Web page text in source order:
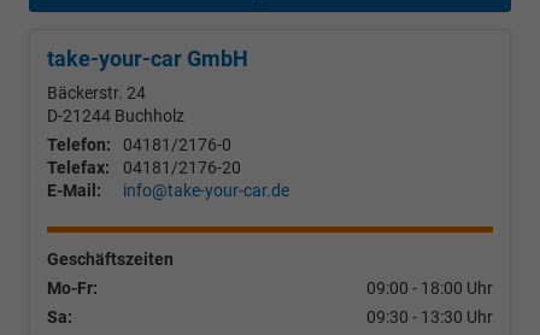
take-your-car GmbH
Bäckerstr. 24
D-21244 Buchholz
Telefon:
04181/2176-0
Telefax:
04181/2176-20
E-Mail:
info@take-your-car.de
Geschäftszeiten
Mo-Fr:
09:00 - 18:00 Uhr
Sa:
09:30 - 13:30 Uhr